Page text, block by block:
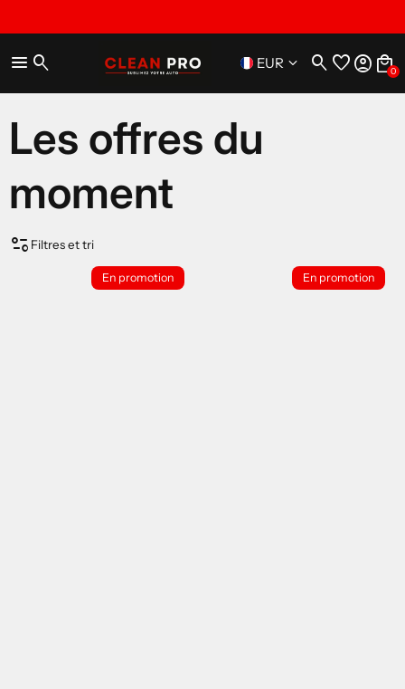
menu search EUR keyboard_arrow_down search favoriteaccount_circle local_mall
0
Les offres du
moment
page_info Filtres et tri
En promotion En promotion